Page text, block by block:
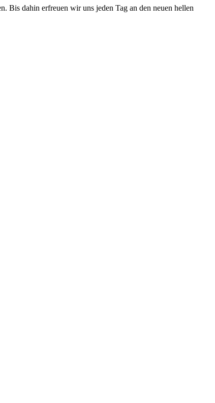
Bis dahin erfreuen wir uns jeden Tag an den neuen hellen